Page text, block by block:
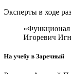
Эксперты в ходе
«Функционал
Игоревич
На учебу в Заречный